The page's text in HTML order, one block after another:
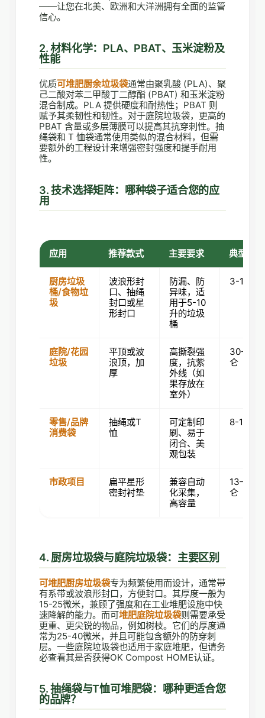
——让您在北美、欧洲和大洋洲拥有全面的监管
信心。
2. 材料化学：PLA、PBAT、玉米淀粉及
性能
优质可堆肥厨余垃圾袋通常由聚乳酸 (PLA)、聚
己二酸对苯二甲酸丁二醇酯 (PBAT) 和玉米淀粉
混合制成。PLA 提供硬度和耐热性；PBAT 则
赋予其柔韧性和韧性。对于庭院垃圾袋，更高的
PBAT 含量或多层薄膜可以提高其抗穿刺性。抽
绳袋和 T 恤袋通常使用类似的混合材料，但需
要额外的工程设计来增强密封强度和提手耐用
性。
3. 技术选择矩阵：哪种袋子适合您的应
用
应用 推荐款式 主要要求 典型容量
厨房垃圾
桶/食物垃
圾
波浪形封
口、抽绳
封口或星
形封口
防漏、防
异味，适
用于5-10
升的垃圾
桶
3-13加
庭院/花园
垃圾
平顶或波
浪顶，加
厚
高撕裂强
度，抗紫
外线（如
果存放在
室外）
30-60加
仑
零售/品牌
消费袋
抽绳或T
恤
可定制印
刷、易于
闭合、美
观包装
8-13加
市政项目
扁平星形
密封衬垫
兼容自动
化采集，
高容量
13–96
仑
4. 厨房垃圾袋与庭院垃圾袋：主要区别
可堆肥厨房垃圾袋专为频繁使用而设计，通常带
有系带或波浪形封口，方便封口。其厚度一般为
15-25微米，兼顾了强度和在工业堆肥设施中快
速降解的能力。而可堆肥庭院垃圾袋则需要承受
更重、更尖锐的物品，例如树枝。它们的厚度通
常为25-40微米，并且可能包含额外的防穿刺
层。一些庭院垃圾袋也适用于家庭堆肥，但请务
必查看其是否获得OK Compost HOME认证。
5. 抽绳袋与T恤可堆肥袋：哪种更适合您
的品牌？